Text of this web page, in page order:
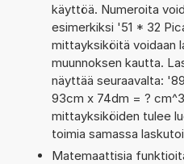
käyttöä. Numeroita
esimerkiksi '51 * 32
mittayksiköitä voidaan
muunnoksen kautta.
näyttää seuraavalta:
93cm x 74dm = ?
mittayksiköiden tulee
toimia samassa
Matemaattisia